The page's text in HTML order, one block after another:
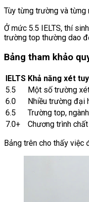
Tùy từng trường và từng
Ở mức 5.5 IELTS, thí
trường top thường dao
Bảng tham khảo
IELTS Khả năng xét
5.5
Một số trường
6.0
Nhiều trường đại
6.5
Trường top,
7.0+
Chương trình
Bảng trên cho thấy việc